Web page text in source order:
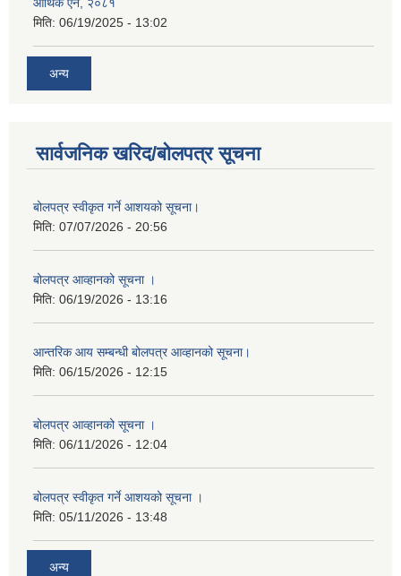
आर्थिक ऐन, २०८१
मिति: 06/19/2025 - 13:02
अन्य
सार्वजनिक खरिद/बोलपत्र सूचना
बोलपत्र स्वीकृत गर्ने आशयको सूचना।
मिति: 07/07/2026 - 20:56
बोलपत्र आव्हानको सूचना ।
मिति: 06/19/2026 - 13:16
आन्तरिक आय सम्बन्धी बोलपत्र आव्हानको सूचना।
मिति: 06/15/2026 - 12:15
बोलपत्र आव्हानको सूचना ।
मिति: 06/11/2026 - 12:04
बोलपत्र स्वीकृत गर्ने आशयको सूचना ।
मिति: 05/11/2026 - 13:48
अन्य